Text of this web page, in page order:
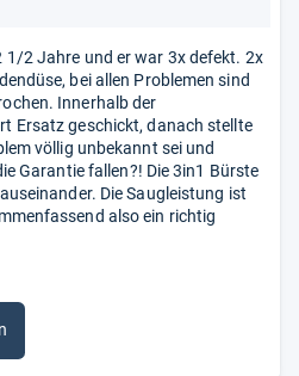
1/2 Jahre und er war 3x defekt. 2x
bei allen Problemen sind
Innerhalb der
Ersatz geschickt, danach stellte
völlig unbekannt sei und
Garantie fallen?! Die 3in1 Bürste
Die Saugleistung ist
also ein richtig